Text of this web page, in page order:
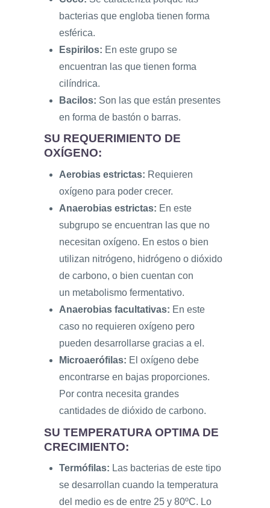
bacterias que engloba tienen forma
esférica.
Espirilos: En este grupo se
encuentran las que tienen forma
cilíndrica.
Bacilos: Son las que están presentes
en forma de bastón o barras.
SU REQUERIMIENTO DE
OXÍGENO:
Aerobias estrictas: Requieren
oxígeno para poder crecer.
Anaerobias estrictas: En este
subgrupo se encuentran las que no
necesitan oxígeno. En estos o bien
utilizan nitrógeno, hidrógeno o dióxido
de carbono, o bien cuentan con
un metabolismo fermentativo.
Anaerobias facultativas: En este
caso no requieren oxígeno pero
pueden desarrollarse gracias a el.
Microaerófilas: El oxígeno debe
encontrarse en bajas proporciones.
Por contra necesita grandes
cantidades de dióxido de carbono.
SU TEMPERATURA OPTIMA DE
CRECIMIENTO:
Termófilas: Las bacterias de este tipo
se desarrollan cuando la temperatura
del medio es de entre 25 y 80ºC. Lo